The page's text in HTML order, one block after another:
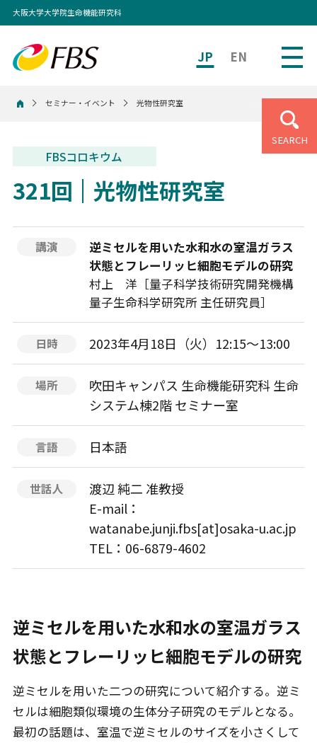
JP EN
大阪大学大学院生命機能研究科
SEARCH
ホームセミナー・イベント 光物性研究室
FBSコロキウム
321回 光物性研究室
講演
逆ミセルを用いた水和水の室温ガラス
状態とフレーリッヒ細胞モデルの研究
村上 洋［量子科学技術研究開発機構
量子生命科学研究所 主任研究員］
日時 2023年4月18日（火）12:15〜13:00
場所
吹田キャンパス 生命機能研究科 生命
システム棟2階 セミナー室
言語 日本語
世話人
渡辺 純二 准教授
E-mail：
watanabe.junji.fbs[at]osaka-u.ac.jp
TEL：06-6879-4602
逆ミセルを用いた水和水の室温ガラス
状態とフレーリッヒ細胞モデルの研究
逆ミセルを用いた二つの研究について紹介する。逆ミ
セルは細胞類似環境の生体分子研究のモデルとなる。
最初の話題は、室温で逆ミセルのサイズを小さくして